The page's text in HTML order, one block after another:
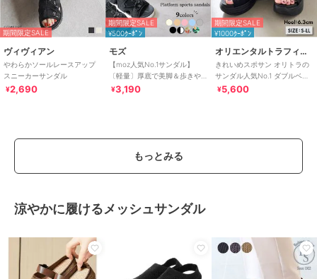
期間限定SALE
ヴィヴィアン
やわらかソールレースアップ
スニーカーサンダル
¥2,690
期間限定SALE
¥500ｸｰﾎﾟﾝ
モズ
【moz人気No.1サンダル】
〔軽量〕厚底で美脚＆歩きや
すい！疲れにくいフィット感
¥3,190
期間限定SALE
¥1000ｸｰﾎﾟﾝ
オリエンタルトラフィック
きれいめスポサン オリトラの
サンダル人気No.1 ダブルベル
ト スポーツサンダル /42207
¥5,600
もっとみる
涼やかに履けるメッシュサンダル